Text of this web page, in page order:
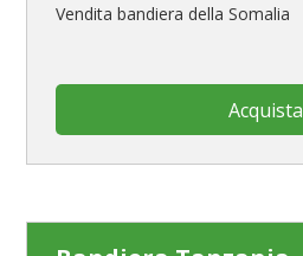
Vendita bandiera della Somalia
Acquista